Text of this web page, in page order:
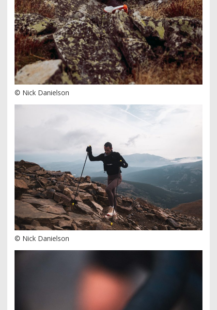
© Nick Danielson
© Nick Danielson